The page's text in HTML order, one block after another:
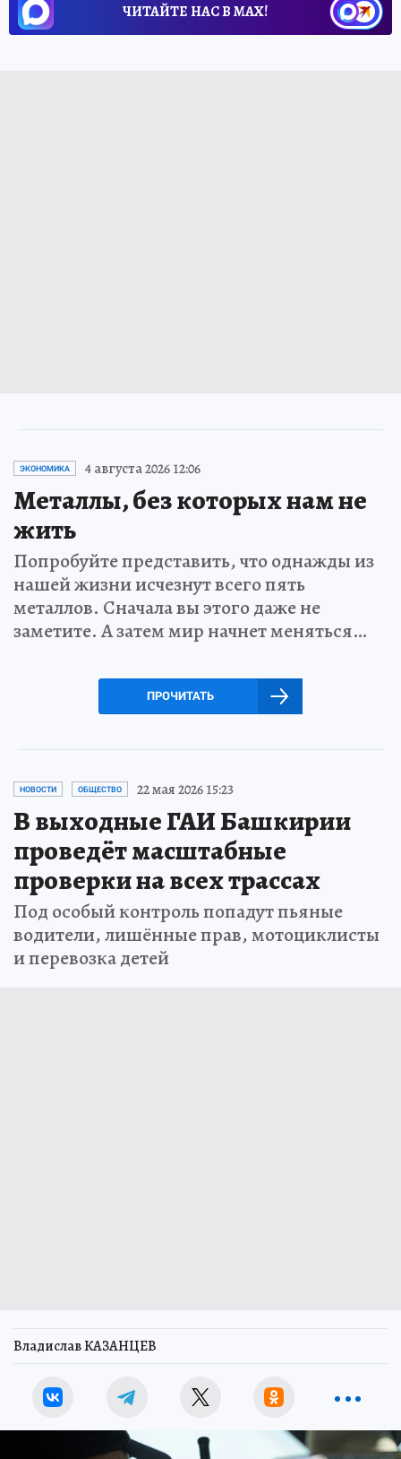
ЧИТАЙТЕ НАС В МАХ!
ЭКОНОМИКА 4 августа 2026 12:06
Металлы, без которых нам не
жить
Попробуйте представить, что однажды из
нашей жизни исчезнут всего пять
металлов. Сначала вы этого даже не
заметите. А затем мир начнет меняться…
ПРОЧИТАТЬ
НОВОСТИ ОБЩЕСТВО 22 мая 2026 15:23
В выходные ГАИ Башкирии
проведёт масштабные
проверки на всех трассах
Под особый контроль попадут пьяные
водители, лишённые прав, мотоциклисты
и перевозка детей
Владислав КАЗАНЦЕВ